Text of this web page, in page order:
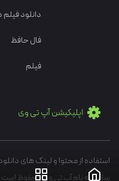
دانلود فیلم
فال حافظ
فیلم
اپلیکیشن آپ تی وی
استفاده از محتوا و لینک های
سایت به نام آپ تی وی محفوظ است.